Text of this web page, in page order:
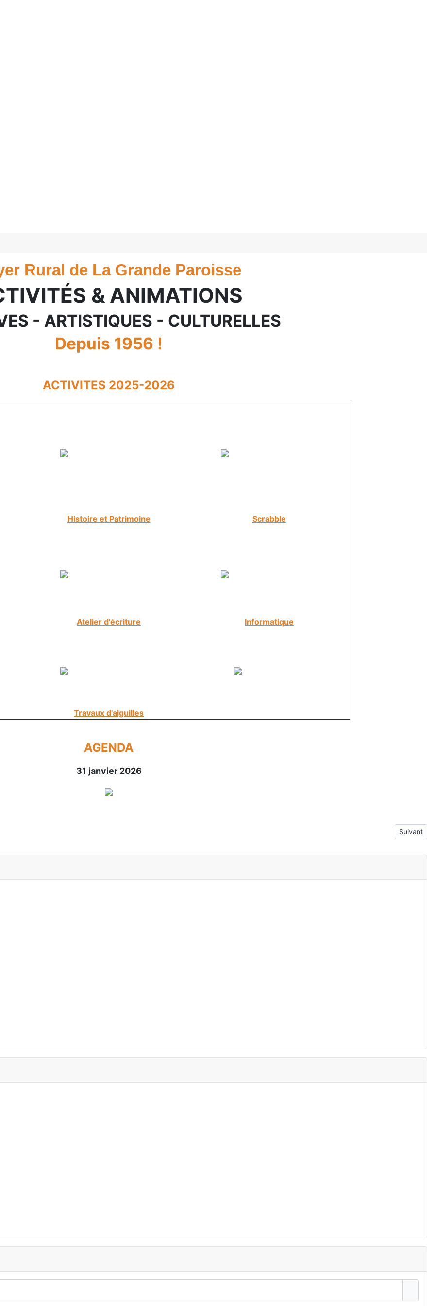
Rural de La Grande Paroisse
& ANIMATIONS
- ARTISTIQUES - CULTURELLES
Depuis 1956 !
ACTIVITES 2025-2026
Histoire et Patrimoine Scrabble
Atelier d'écriture Informatique
Travaux d'aiguilles
AGENDA
31 janvier 2026
Article
Suivant